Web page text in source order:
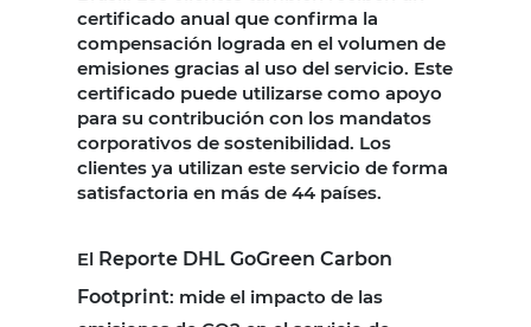
certificado anual que confirma la
compensación lograda en el volumen de
emisiones gracias al uso del servicio. Este
certificado puede utilizarse como apoyo
para su contribución con los mandatos
corporativos de sostenibilidad. Los
clientes ya utilizan este servicio de forma
satisfactoria en más de 44 países.
El Reporte DHL GoGreen Carbon
Footprint: mide el impacto de las